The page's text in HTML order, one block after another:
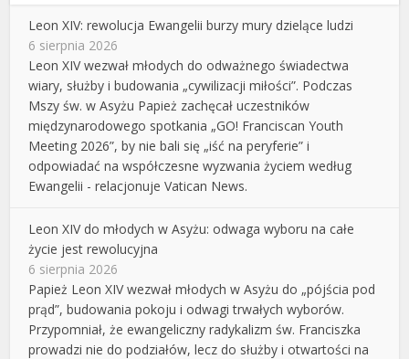
Leon XIV: rewolucja Ewangelii burzy mury dzielące ludzi
6 sierpnia 2026
Leon XIV wezwał młodych do odważnego świadectwa
wiary, służby i budowania „cywilizacji miłości”. Podczas
Mszy św. w Asyżu Papież zachęcał uczestników
międzynarodowego spotkania „GO! Franciscan Youth
Meeting 2026”, by nie bali się „iść na peryferie” i
odpowiadać na współczesne wyzwania życiem według
Ewangelii - relacjonuje Vatican News.
Leon XIV do młodych w Asyżu: odwaga wyboru na całe
życie jest rewolucyjna
6 sierpnia 2026
Papież Leon XIV wezwał młodych w Asyżu do „pójścia pod
prąd”, budowania pokoju i odwagi trwałych wyborów.
Przypomniał, że ewangeliczny radykalizm św. Franciszka
prowadzi nie do podziałów, lecz do służby i otwartości na